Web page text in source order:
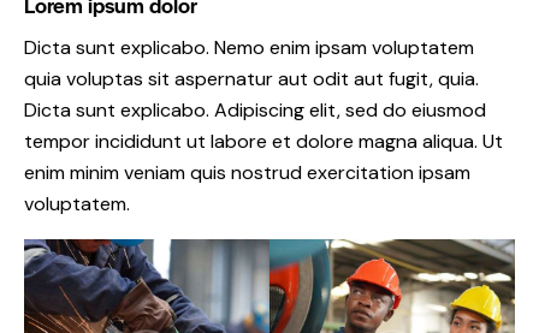
Dicta sunt explicabo. Nemo enim ipsam voluptatem
quia voluptas sit aspernatur aut odit aut fugit, quia.
Dicta sunt explicabo. Adipiscing elit, sed do eiusmod
tempor incididunt ut labore et dolore magna aliqua. Ut
enim minim veniam quis nostrud exercitation ipsam
voluptatem.